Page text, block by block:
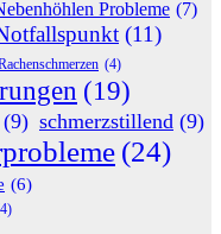
Probleme (7)
(11)
(4)
(19)
(9) schmerzstillend (9)
(24)
(6)